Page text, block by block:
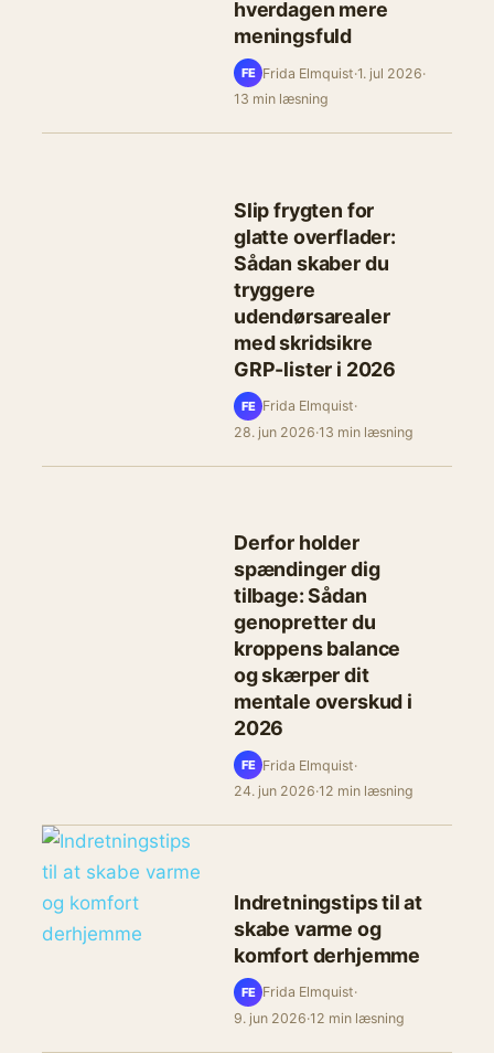
hverdagen mere
meningsfuld
FE Frida Elmquist·1. jul 2026·
13 min læsning
Slip frygten for
glatte overflader:
Sådan skaber du
tryggere
udendørsarealer
med skridsikre
GRP-lister i 2026
FE Frida Elmquist·
28. jun 2026·13 min læsning
Derfor holder
spændinger dig
tilbage: Sådan
genopretter du
kroppens balance
og skærper dit
mentale overskud i
2026
FE Frida Elmquist·
24. jun 2026·12 min læsning
Indretningstips til at
skabe varme og
komfort derhjemme
FE Frida Elmquist·
9. jun 2026·12 min læsning